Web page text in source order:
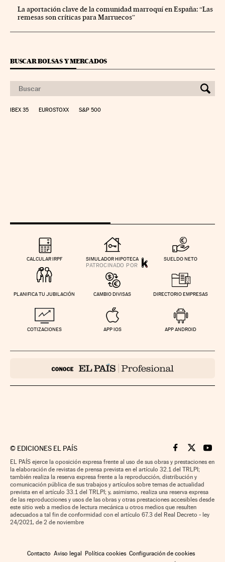
La aportación clave de la comunidad marroquí en España: “Las
remesas son críticas para Marruecos”
BUSCAR BOLSAS Y MERCADOS
IBEX 35 EUROSTOXX S&P 500
CALCULAR IRPF SIMULADOR HIPOTECA SUELDO NETO
PLANIFICA TU JUBILACIÓN CAMBIO DIVISAS DIRECTORIO EMPRESAS
COTIZACIONES APP IOS APP ANDROID
© EDICIONES EL PAÍS Cinco Días en
Cinco Días
Cinco
EL PAÍS ejerce la oposición expresa frente al uso de sus obras y prestaciones en
la elaboración de revistas de prensa prevista en el artículo 32.1 del TRLPI;
también realiza la reserva expresa frente a la reproducción, distribución y
comunicación pública de sus trabajos y artículos sobre temas de actualidad
prevista en el artículo 33.1 del TRLPI; y, asimismo, realiza una reserva expresa
de las reproducciones y usos de las obras y otras prestaciones accesibles desde
este sitio web a medios de lectura mecánica u otros medios que resulten
adecuados a tal fin de conformidad con el artículo 67.3 del Real Decreto - ley
24/2021, de 2 de noviembre
Contacto Aviso legal Política cookies Configuración de cookies